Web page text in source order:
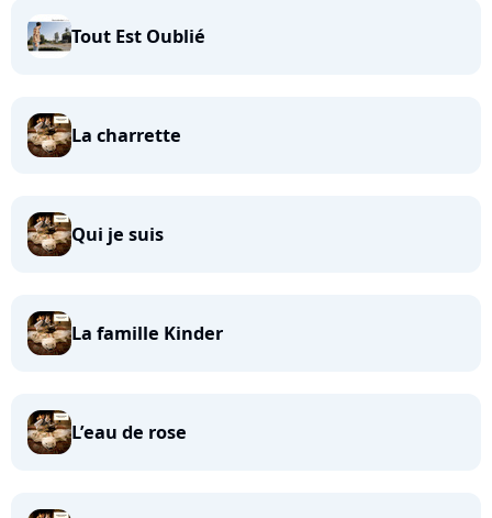
Tout Est Oublié
La charrette
Qui je suis
La famille Kinder
L’eau de rose